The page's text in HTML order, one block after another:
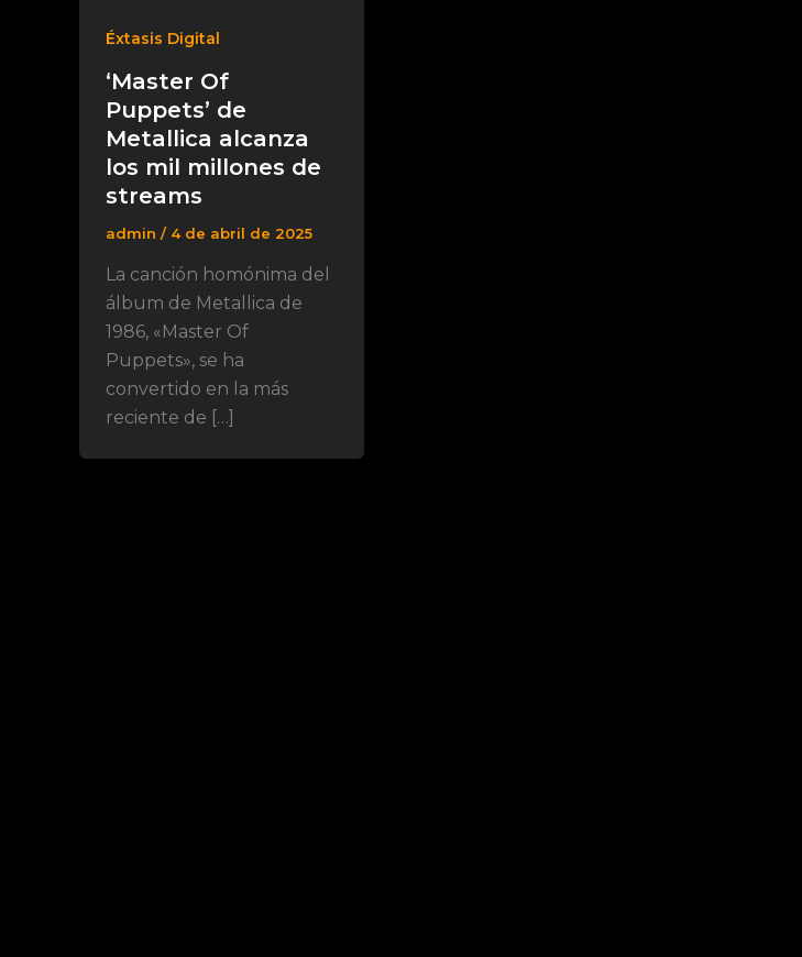
Éxtasis Digital
‘Master Of
Puppets’ de
Metallica alcanza
los mil millones de
streams
admin / 4 de abril de 2025
La canción homónima del
álbum de Metallica de
1986, «Master Of
Puppets», se ha
convertido en la más
reciente de […]